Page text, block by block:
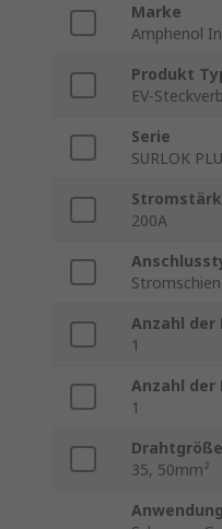
Marke
Amphenol
Produkt
EV-
Serie
SURLOK
200A
Anzahl der
1
Anzahl
1
Drahtgröße
35, 50mm²
Anwendung